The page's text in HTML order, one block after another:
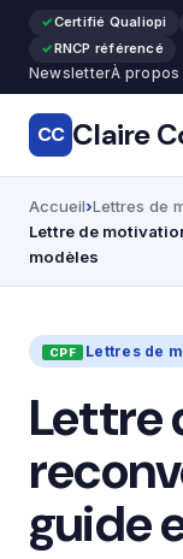
Certifié Qualiopi
RNCP référencé
NewsletterÀ propos
CC Claire
Accueil Lettres de
Lettre de
modèles
Lettres de
Lettre
guide